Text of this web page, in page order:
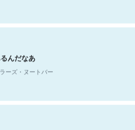
んだなあ
ーズ・ヌートバー
らしい。ほぼ公式のドキュメントにも書